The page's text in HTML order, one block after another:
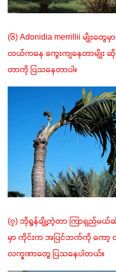
(၆) Adonidia merrillii မျိုးတွေ
လယ်ကနေ ကွေးကျနေတာမျိုး
တာကို ပြသနေတာပါ။
(၇) ဘိုရွန်ချို့တဲ့တာ ကြာရှည်မယ်ဆို
မှာ ကိုင်းက အပြင်ဘက်ကို ကော့
လက္ခဏာတွေ ပြသနေပါတယ်။